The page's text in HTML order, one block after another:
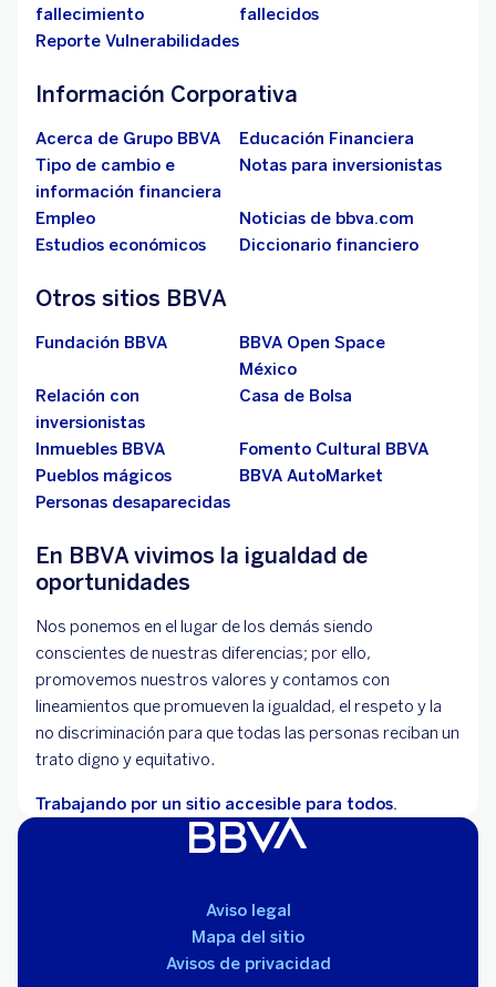
fallecimiento
fallecidos
Reporte Vulnerabilidades
Información Corporativa
Acerca de Grupo BBVA
Educación Financiera
Tipo de cambio e
información financiera
Notas para inversionistas
Empleo
Noticias de bbva.com
Estudios económicos
Diccionario financiero
Otros sitios BBVA
Fundación BBVA
BBVA Open Space
México
Relación con
inversionistas
Casa de Bolsa
Inmuebles BBVA
Fomento Cultural BBVA
Pueblos mágicos
BBVA AutoMarket
Personas desaparecidas
En BBVA vivimos la igualdad de
oportunidades
Nos ponemos en el lugar de los demás siendo
conscientes de nuestras diferencias; por ello,
promovemos nuestros valores y contamos con
lineamientos que promueven la igualdad, el respeto y la
no discriminación para que todas las personas reciban un
trato digno y equitativo.
Trabajando por un sitio accesible para todos.
Aviso legal
Mapa del sitio
Avisos de privacidad